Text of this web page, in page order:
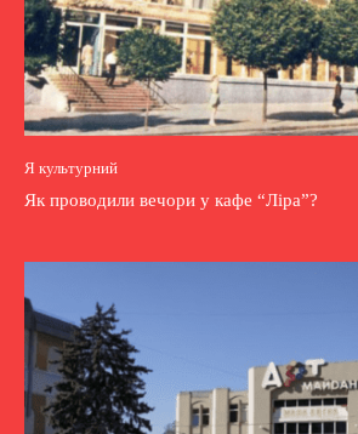
Я культурний
Як проводили вечори у кафе “Ліра”?